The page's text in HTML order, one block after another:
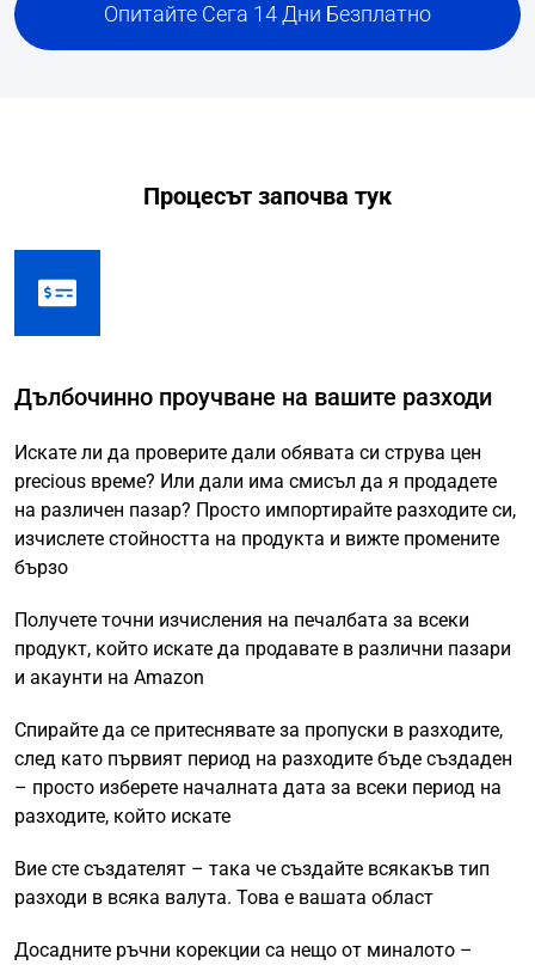
Опитайте Сега 14 Дни Безплатно
Процесът започва тук
Дълбочинно проучване на вашите разходи
Искате ли да проверите дали обявата си струва цен
precious време? Или дали има смисъл да я продадете
на различен пазар? Просто импортирайте разходите си,
изчислете стойността на продукта и вижте промените
бързо
Получете точни изчисления на печалбата за всеки
продукт, който искате да продавате в различни пазари
и акаунти на Amazon
Спирайте да се притеснявате за пропуски в разходите,
след като първият период на разходите бъде създаден
– просто изберете началната дата за всеки период на
разходите, който искате
Вие сте създателят – така че създайте всякакъв тип
разходи в всяка валута. Това е вашата област
Досадните ръчни корекции са нещо от миналото –